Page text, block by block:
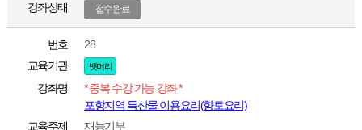
강좌상태
접수완료
번호
28
교육기관
뱃머리
강좌명
* 중복 수강 가능 강좌 *
포항지역 특산물 이용요리(향토요리)
교육주제
재능기부